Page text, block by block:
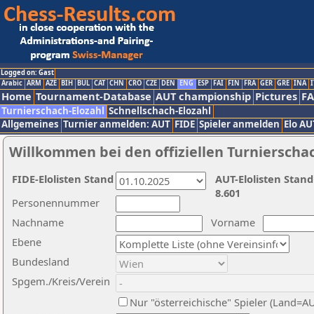
Logged on: Gast
Arabic ARM AZE BIH BUL CAT CHN CRO CZE DEN ENG ESP FAI FIN FRA GER GRE INA
Home Tournament-Database AUT championship Pictures
Turnierschach-Elozahl Schnellschach-Elozahl
Allgemeines Turnier anmelden: AUT FIDE Spieler anmelden Elo
Willkommen bei den offiziellen
Nachname
Vorname
Ebene
Personennummer
Bundesland
Spgem./Kreis/Verein
Nur "österreichische" Spieler
AUT-Elolisten
8.601
FIDE-Elolisten Stand